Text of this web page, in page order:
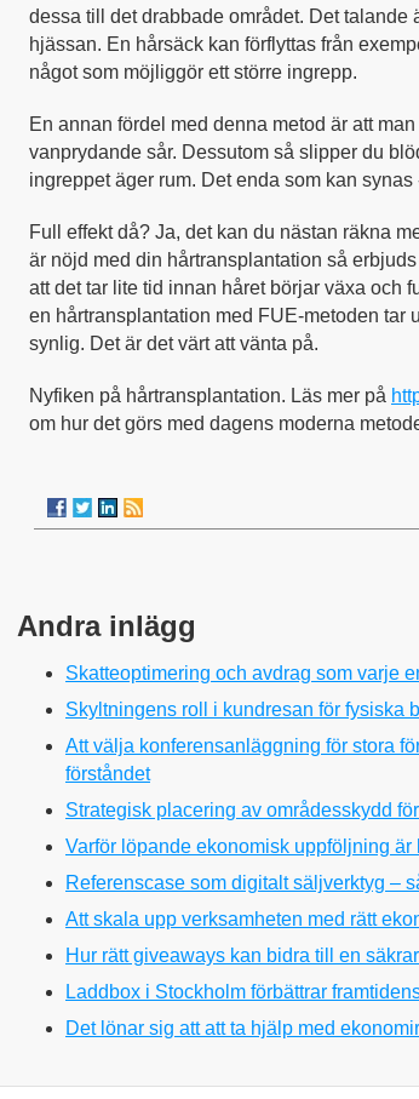
dessa till det drabbade området. Det talande
hjässan. En hårsäck kan förflyttas från
något som möjliggör ett större ingrepp.
En annan fördel med denna metod är att
vanprydande sår. Dessutom så slipper du
ingreppet äger rum. Det enda som kan
Full effekt då? Ja, det kan du nästan räkna
är nöjd med din hårtransplantation så
att det tar lite tid innan håret börjar växa och
en hårtransplantation med FUE-metoden tar
synlig. Det är det värt att vänta på.
Nyfiken på hårtransplantation. Läs mer på
om hur det görs med dagens moderna
Andra inlägg
Skatteoptimering och avdrag som varje
Skyltningens roll i kundresan för fysiska
Att välja konferensanläggning för stora
förståndet
Strategisk placering av områdesskydd
Varför löpande ekonomisk uppföljning
Referenscase som digitalt säljverktyg –
Att skala upp verksamheten med rätt
Hur rätt giveaways kan bidra till en
Laddbox i Stockholm förbättrar
Det lönar sig att att ta hjälp med